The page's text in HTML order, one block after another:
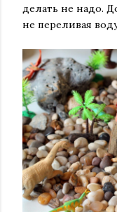
делать не надо.
не переливая